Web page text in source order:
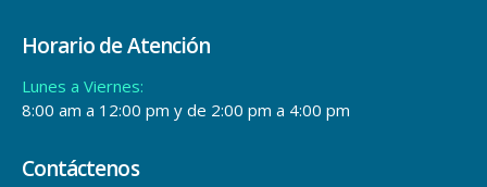
Horario de Atención
Lunes a Viernes:
8:00 am a 12:00 pm y de 2:00 pm a 4:00 pm
Contáctenos